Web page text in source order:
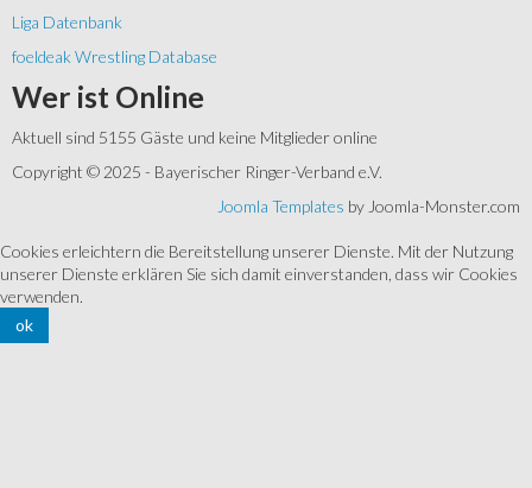
Liga Datenbank
foeldeak Wrestling Database
Wer ist Online
Aktuell sind 5155 Gäste und keine Mitglieder online
Copyright © 2025 - Bayerischer Ringer-Verband e.V.
Joomla Templates by Joomla-Monster.com
Cookies erleichtern die Bereitstellung unserer Dienste. Mit der Nutzung
unserer Dienste erklären Sie sich damit einverstanden, dass wir Cookies
verwenden.
ok